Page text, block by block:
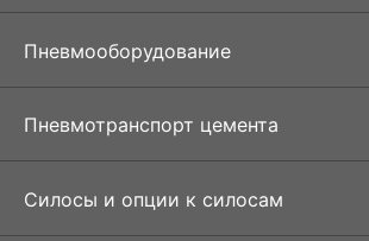
Пневмооборудование
Пневмотранспорт цемента
Силосы и опции к силосам